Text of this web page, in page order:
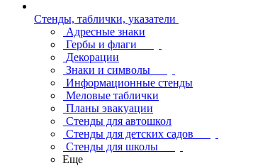
Стенды, таблички, указатели
Адресные знаки
Гербы и флаги
Декорации
Знаки и символы
Информационные стенды
Меловые таблички
Планы эвакуации
Стенды для автошкол
Стенды для детских садов
Стенды для школы
Еще